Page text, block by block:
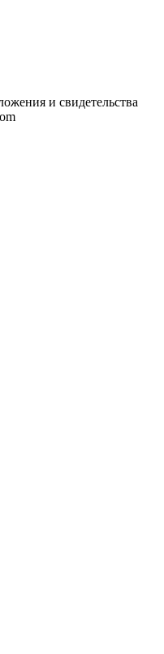
и свидетельства